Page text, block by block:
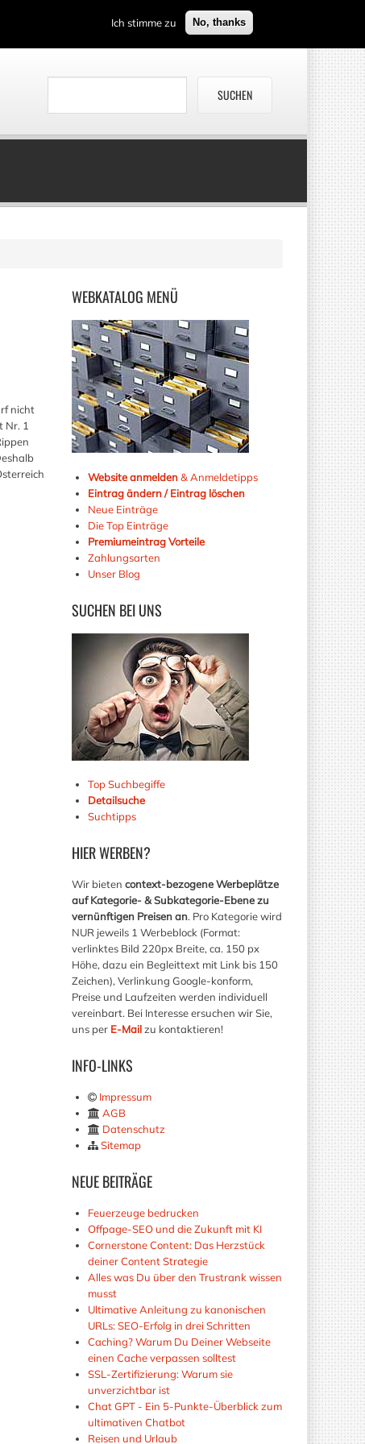
Ich stimme zu No, thanks
WEBKATALOG MENÜ
Website anmelden& Anmeldetipps
Eintrag ändern / Eintrag löschen
Neue Einträge
Die Top Einträge
Premiumeintrag Vorteile
Zahlungsarten
Unser Blog
SUCHEN BEI UNS
Top Suchbegiffe
Detailsuche
Suchtipps
HIERWERBEN?
Wir bieten context-bezogene Werbeplätze
auf Kategorie- & Subkategorie-Ebene zu
vernünftigen Preisen an. Pro Kategorie wird
NUR jeweils 1 Werbeblock (Format:
verlinktes Bild 220px Breite, ca. 150 px
Höhe, dazu ein Begleittext mit Link bis 150
Zeichen), Verlinkung Google-konform,
Preise und Laufzeiten werden individuell
vereinbart. Bei Interesse ersuchen wir Sie,
uns per E-Mailzu kontaktieren!
INFO-LINKS
Impressum
AGB
Datenschutz
Sitemap
NEUEBEITRÄGE
Feuerzeuge bedrucken
Offpage-SEO und die Zukunft mit KI
Cornerstone Content: Das Herzstück
deiner Content Strategie
Alles was Du über den Trustrank wissen
musst
Ultimative Anleitung zu kanonischen
URLs: SEO-Erfolg in drei Schritten
Caching? Warum Du Deiner Webseite
einen Cache verpassen solltest
SSL-Zertifizierung: Warum sie
unverzichtbar ist
Chat GPT - Ein 5-Punkte-Überblick zum
ultimativen Chatbot
Reisen und Urlaub
nicht
Nr. 1